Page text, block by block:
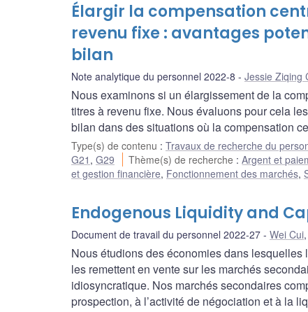
Élargir la compensation
revenu fixe : avantages
bilan
Note analytique du personnel 2022-8 Jessie Ziqing
Nous examinons si un élargissement de la
titres à revenu fixe. Nous évaluons pour cela
bilan dans des situations où la compensation
Type(s) de contenu : Travaux de recherche du
G21 , G29 Thème(s) de recherche :Argent et
et gestion financière, Fonctionnement des marchés,
Endogenous Liquidity and
Document de travail du personnel 2022-27 Wei Cui,
Nous étudions des économies dans
les remettent en vente sur les marchés
idiosyncratique. Nos marchés secondaires
prospection, à l’activité de négociation et à la